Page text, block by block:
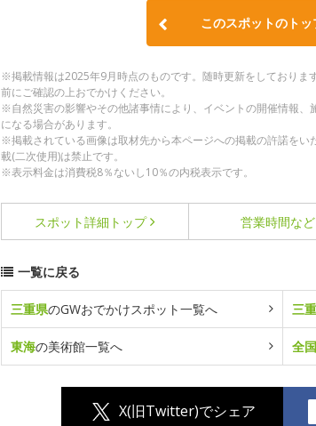
このスポットのトッ
※掲載情報は2025年9月時点のものです。随時更新をしておりま
前にご確認の上おでかけください。
※自然災害の影響やその他諸事情により、イベントの開催情報
になる場合があります。
※掲載されている画像は取材先から本ページへの掲載の許諾を
載(二次使用)は禁止です。
※表示料金は消費税8％ないし10％の内税表示です。
スポット詳細 トップ 営業時間など
一覧に戻る
三重県のGWおでかけスポット一覧へ 三
東海の美術館一覧へ 全国
X(旧Twitter)でシェア